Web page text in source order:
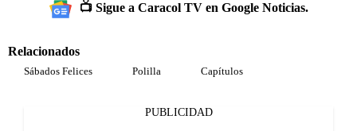
📺 Sigue a Caracol TV en Google Noticias.
Relacionados
Sábados Felices Polilla Capítulos
PUBLICIDAD